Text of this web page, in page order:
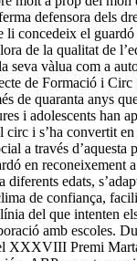
defensora dels
li concedeix el guardó
de la qualitat de
seva vàlua com a
de Formació i Circ
de quaranta anys
i adolescents han
circ i s’ha convertit
a través d’aquesta
en reconeixement
edats,
de confiança,
del que intenten
amb escoles.
XXXVIII Premi